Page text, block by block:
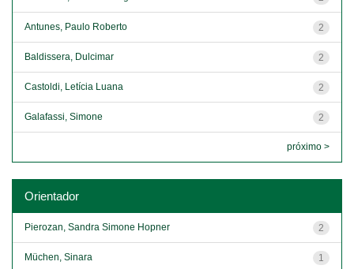
2
Antunes, Paulo Roberto
2
Baldissera, Dulcimar
2
Castoldi, Letícia Luana
2
Galafassi, Simone
próximo >
Orientador
2
Pierozan, Sandra Simone Hopner
1
Müchen, Sinara